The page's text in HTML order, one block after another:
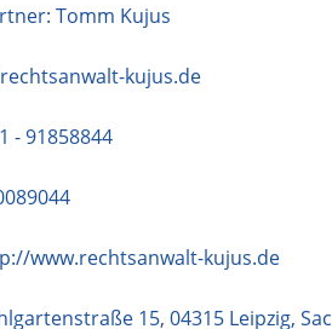
Tomm Kujus
kujus.de
- 91858844
www.rechtsanwalt-kujus.de
15, 04315 Leipzig,